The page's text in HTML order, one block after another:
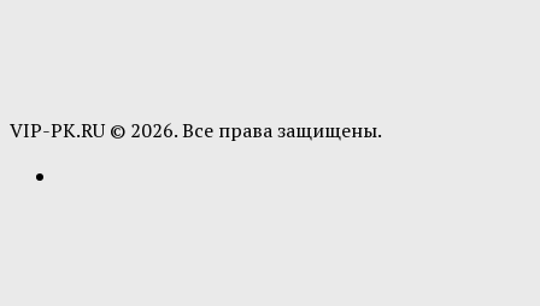
VIP-PK.RU © 2026. Все права защищены.